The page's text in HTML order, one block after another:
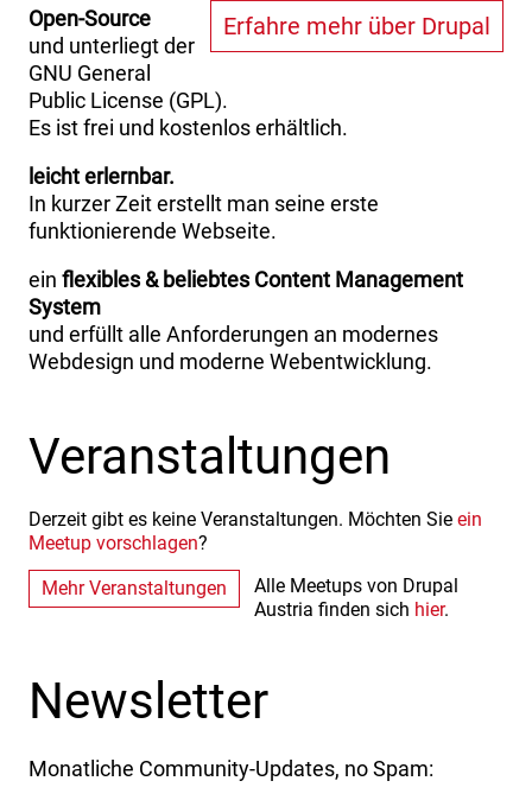
Erfahre mehr über Drupal
Open-Source
und unterliegt der
GNU General
Public License (GPL).
Es ist frei und kostenlos erhältlich.
leicht erlernbar.
In kurzer Zeit erstellt man seine erste
funktionierende Webseite.
ein flexibles & beliebtes Content Management
System
und erfüllt alle Anforderungen an modernes
Webdesign und moderne Webentwicklung.
Veranstaltungen
Derzeit gibt es keine Veranstaltungen. Möchten Sie ein
Meetup vorschlagen?
Mehr Veranstaltungen
Alle Meetups von Drupal
Austria finden sich hier.
Newsletter
Monatliche Community-Updates, no Spam: